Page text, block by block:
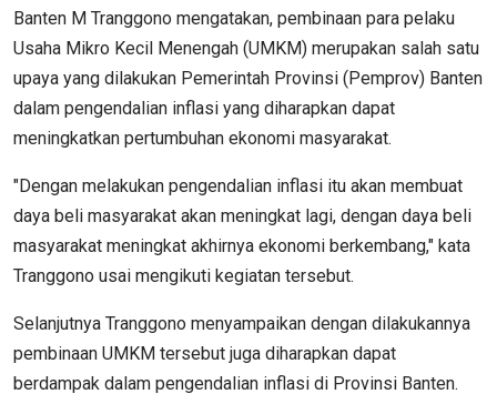
Banten M Tranggono mengatakan, pembinaan para pelaku
Usaha Mikro Kecil Menengah (UMKM) merupakan salah satu
upaya yang dilakukan Pemerintah Provinsi (Pemprov) Banten
dalam pengendalian inflasi yang diharapkan dapat
meningkatkan pertumbuhan ekonomi masyarakat.
"Dengan melakukan pengendalian inflasi itu akan membuat
daya beli masyarakat akan meningkat lagi, dengan daya beli
masyarakat meningkat akhirnya ekonomi berkembang," kata
Tranggono usai mengikuti kegiatan tersebut.
Selanjutnya Tranggono menyampaikan dengan dilakukannya
pembinaan UMKM tersebut juga diharapkan dapat
berdampak dalam pengendalian inflasi di Provinsi Banten.